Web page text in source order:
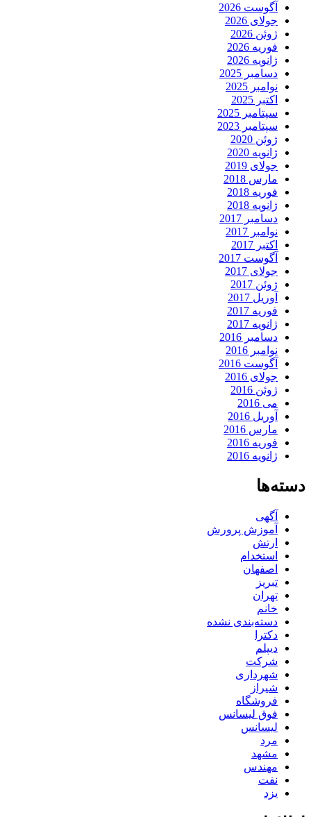
آگوست 2026
جولای 2026
ژوئن 2026
فوریه 2026
ژانویه 2026
دسامبر 2025
نوامبر 2025
اکتبر 2025
سپتامبر 2025
سپتامبر 2023
ژوئن 2020
ژانویه 2020
جولای 2019
مارس 2018
فوریه 2018
ژانویه 2018
دسامبر 2017
نوامبر 2017
اکتبر 2017
آگوست 2017
جولای 2017
ژوئن 2017
آوریل 2017
فوریه 2017
ژانویه 2017
دسامبر 2016
نوامبر 2016
آگوست 2016
جولای 2016
ژوئن 2016
می 2016
آوریل 2016
مارس 2016
فوریه 2016
ژانویه 2016
دسته‌ها
آگهی
آموزش پرورش
ارتش
استخدام
اصفهان
تبریز
تهران
خانم
دسته‌بندی نشده
دکترا
دیپلم
شرکت
شهرداری
شیراز
فروشگاه
فوق لیسانس
لیسانس
مرد
مشهد
مهندس
نفت
یزد